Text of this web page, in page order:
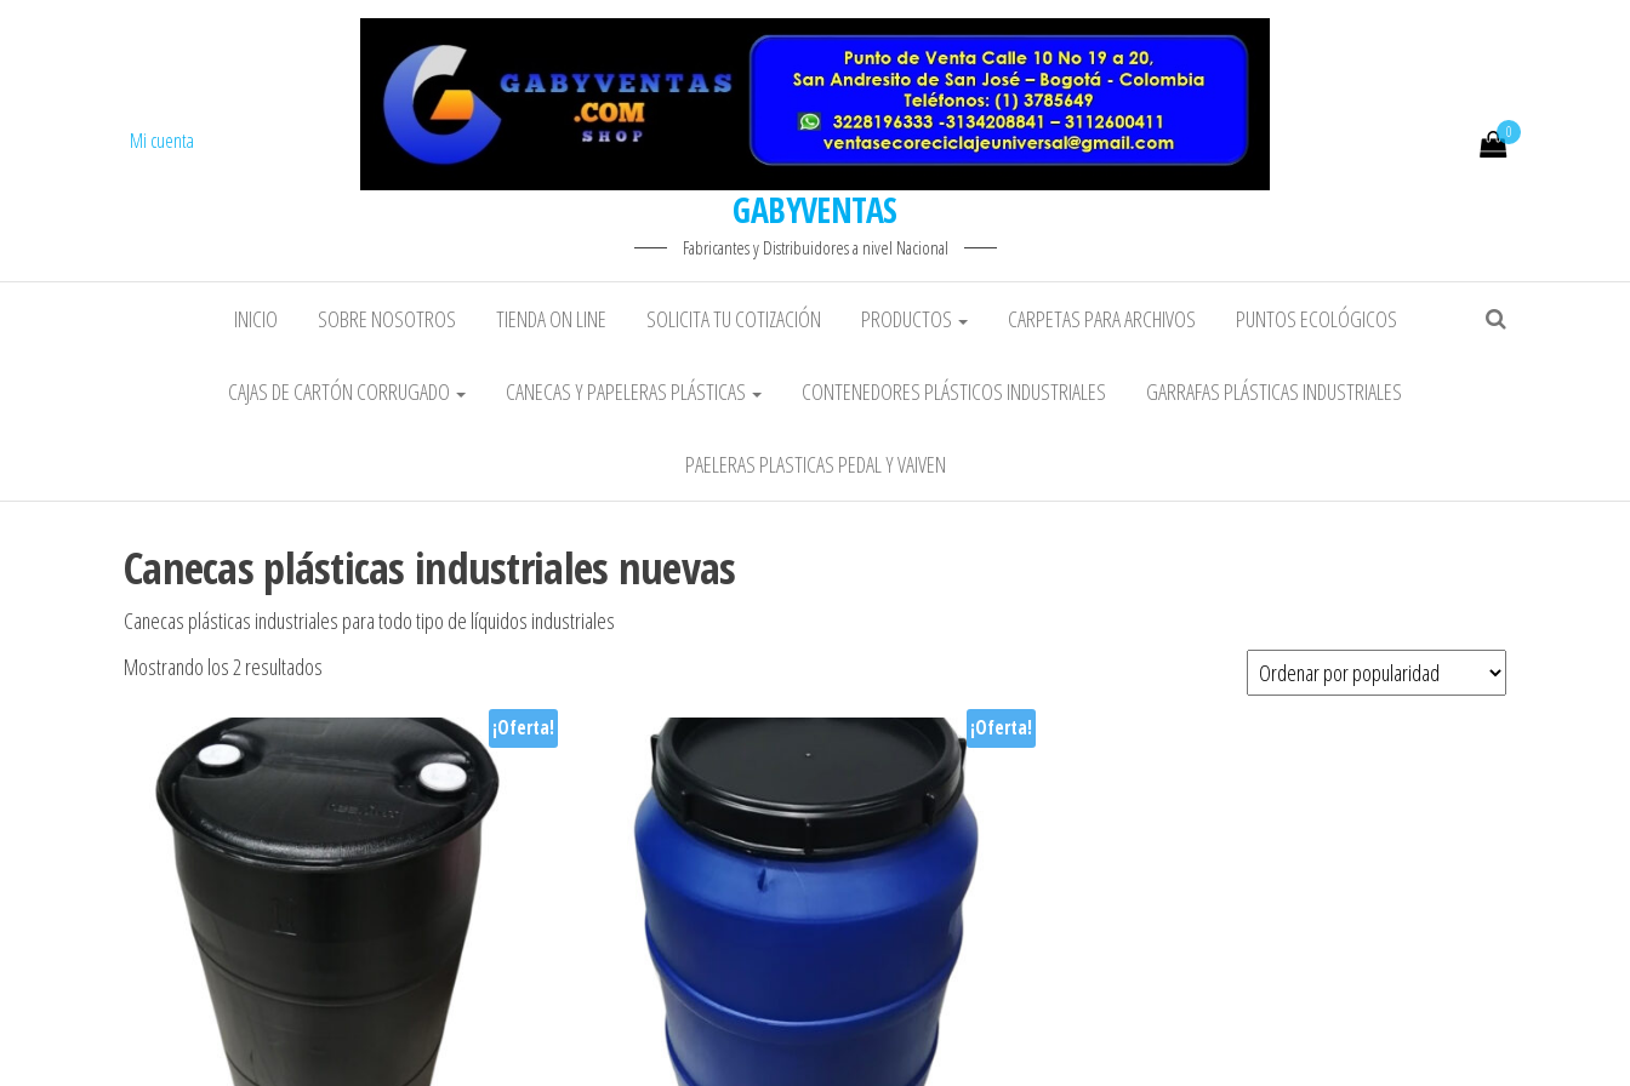
GABYVENTAS
Fabricantes y Distribuidores a nivel Nacional
0
Mi cuenta
INICIO SOBRE NOSOTROS TIENDA ON LINE SOLICITA TU COTIZACIÓN PRODUCTOS CARPETAS PARA ARCHIVOS PUNTOS ECOLÓGICOS
CAJAS DE CARTÓN CORRUGADO CANECAS Y PAPELERAS PLÁSTICAS CONTENEDORES PLÁSTICOS INDUSTRIALES GARRAFAS PLÁSTICAS INDUSTRIALES
PAELERAS PLASTICAS PEDAL Y VAIVEN
Canecas plásticas industriales nuevas
Canecas plásticas industriales para todo tipo de líquidos industriales
Mostrando los 2 resultados
¡Oferta! ¡Oferta!